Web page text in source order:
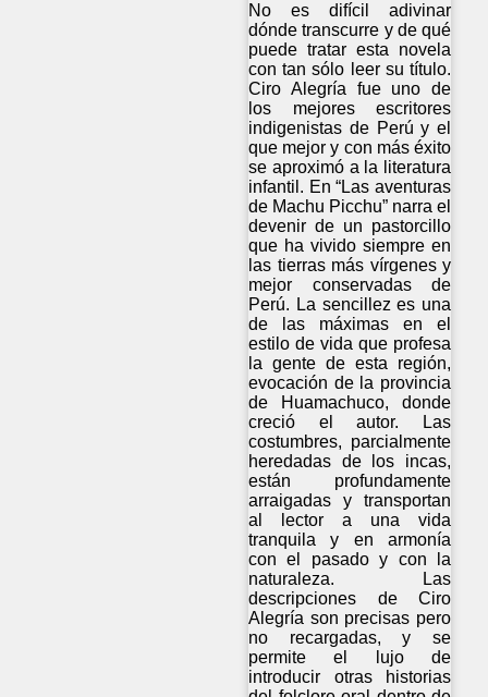
No es difícil adivinar
dónde transcurre y de qué
puede tratar esta novela
con tan sólo leer su título.
Ciro Alegría fue uno de
los mejores escritores
indigenistas de Perú y el
que mejor y con más éxito
se aproximó a la literatura
infantil. En “Las aventuras
de Machu Picchu” narra el
devenir de un pastorcillo
que ha vivido siempre en
las tierras más vírgenes y
mejor conservadas de
Perú. La sencillez es una
de las máximas en el
estilo de vida que profesa
la gente de esta región,
evocación de la provincia
de Huamachuco, donde
creció el autor. Las
costumbres, parcialmente
heredadas de los incas,
están profundamente
arraigadas y transportan
al lector a una vida
tranquila y en armonía
con el pasado y con la
naturaleza. Las
descripciones de Ciro
Alegría son precisas pero
no recargadas, y se
permite el lujo de
introducir otras historias